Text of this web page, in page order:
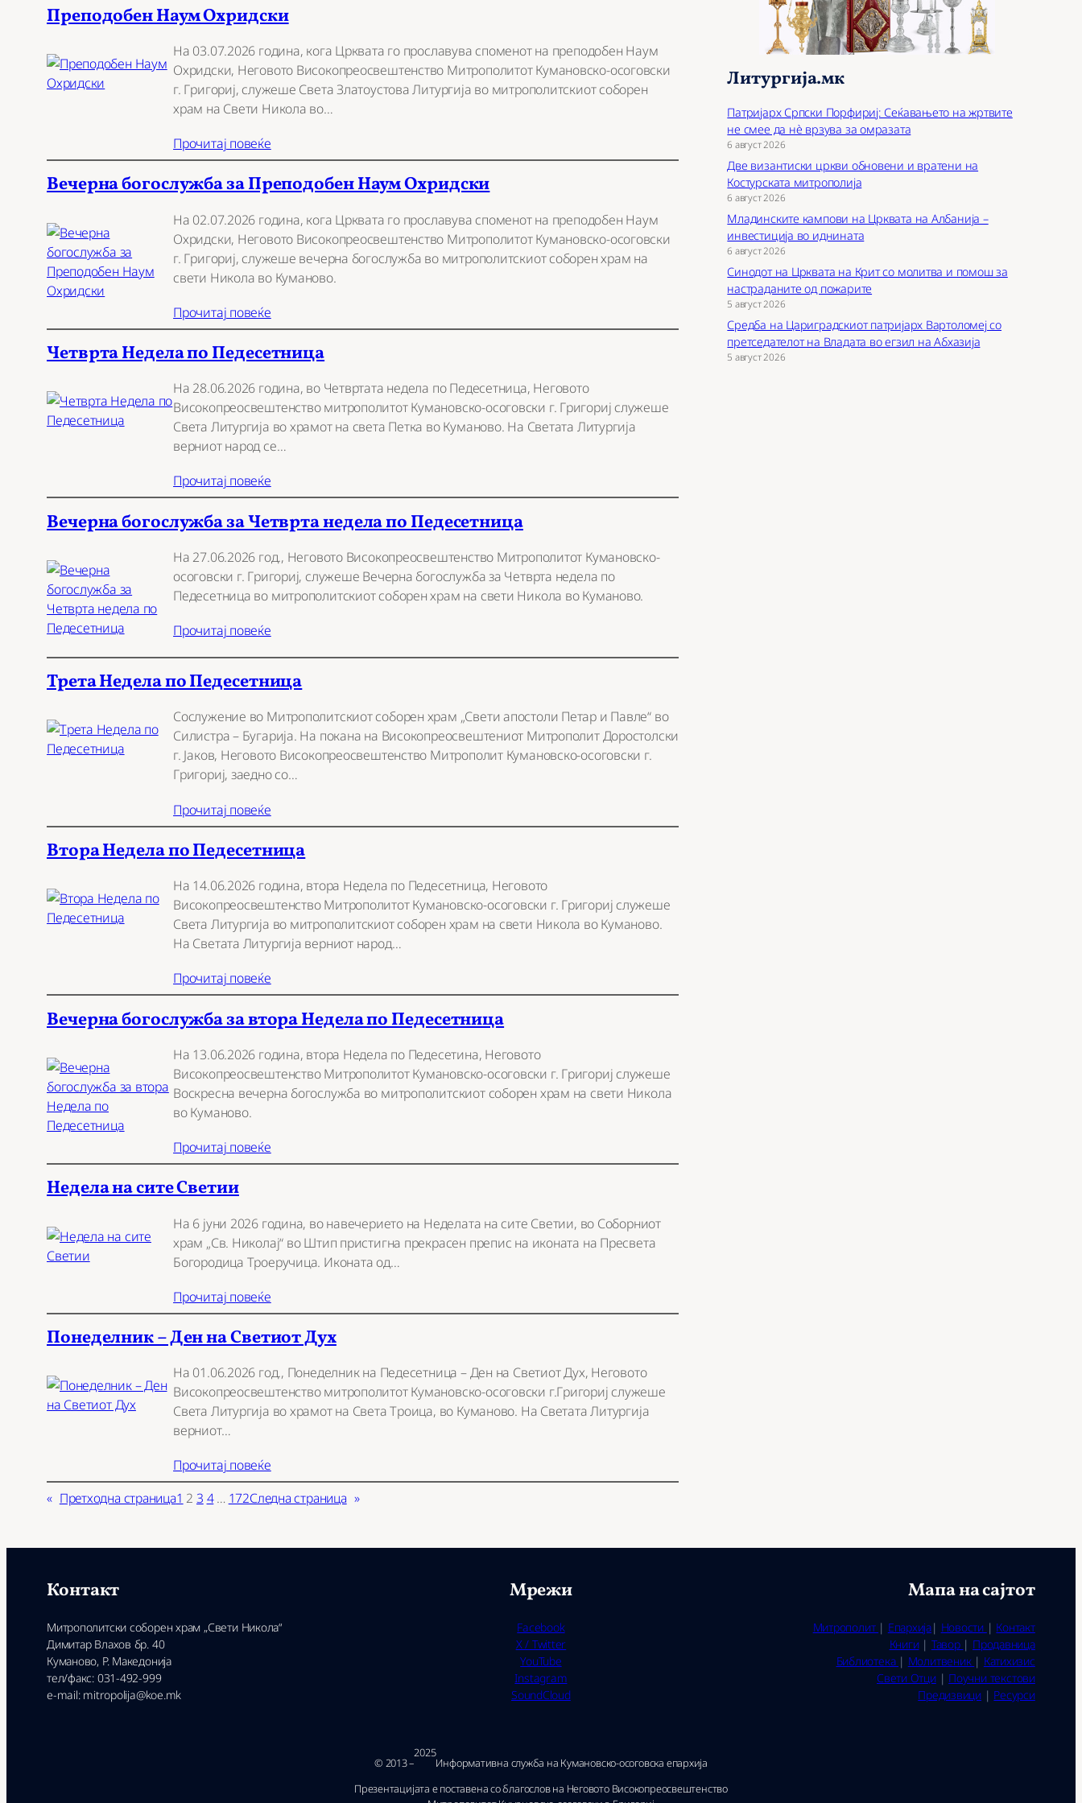
Преподобен Наум Охридски
На 03.07.2026 година, кога Црквата го прославува споменот на преподобен Наум
Охридски, Неговото Високопреосвештенство Митрополитот Кумановско-осоговски
г. Григориј, служеше Света Златоустова Литургија во митрополитскиот соборен
храм на Свети Никола во…
Прочитај повеќе
Вечерна богослужба за Преподобен Наум Охридски
На 02.07.2026 година, кога Црквата го прославува споменот на преподобен Наум
Охридски, Неговото Високопреосвештенство Митрополитот Кумановско-осоговски
г. Григориј, служеше вечерна богослужба во митрополитскиот соборен храм на
свети Никола во Куманово.
Прочитај повеќе
Четврта Недела по Педесетница
На 28.06.2026 година, во Четвртата недела по Педесетница, Неговото
Високопреосвештенство митрополитот Кумановско-осоговски г. Григориј служеше
Света Литургија во храмот на света Петка во Куманово. На Светата Литургија
верниот народ се…
Прочитај повеќе
Вечерна богослужба за Четврта недела по Педесетница
На 27.06.2026 год., Неговото Високопреосвештенство Митрополитот Кумановско-
осоговски г. Григориј, служеше Вечерна богослужба за Четврта недела по
Педесетница во митрополитскиот соборен храм на свети Никола во Куманово.
Прочитај повеќе
Трета Недела по Педесетница
Сослужение во Митрополитскиот соборен храм „Свети апостоли Петар и Павле“ во
Силистра – Бугарија. На покана на Високопреосвештениот Митрополит Доростолски
г. Јаков, Неговото Високопреосвештенство Митрополит Кумановско-осоговски г.
Григориј, заедно со…
Прочитај повеќе
Втора Недела по Педесетница
На 14.06.2026 година, втора Недела по Педесетница, Неговото
Високопреосвештенство Митрополитот Кумановско-осоговски г. Григориј служеше
Света Литургија во митрополитскиот соборен храм на свети Никола во Куманово.
На Светата Литургија верниот народ…
Прочитај повеќе
Вечерна богослужба за втора Недела по Педесетница
На 13.06.2026 година, втора Недела по Педесетина, Неговото
Високопреосвештенство Митрополитот Кумановско-осоговски г. Григориј служеше
Воскресна вечерна богослужба во митрополитскиот соборен храм на свети Никола
во Куманово.
Прочитај повеќе
Недела на сите Светии
На 6 јуни 2026 година, во навечерието на Неделата на сите Светии, во Соборниот
храм „Св. Николај“ во Штип пристигна прекрасен препис на иконата на Пресвета
Богородица Троеручица. Иконата од…
Прочитај повеќе
Понеделник – Ден на Светиот Дух
На 01.06.2026 год., Понеделник на Педесетница – Ден на Светиот Дух, Неговото
Високопреосвештенство митрополитот Кумановско-осоговски г.Григориј служеше
Света Литургија во храмот на Света Троица, во Куманово. На Светата Литургија
верниот…
Прочитај повеќе
« Претходна страница1 2 3 4 … 172Следна страница »
Литургија.мк
Патријарх Српски Порфириј: Сеќавањето на жртвите
не смее да нѐ врзува за омразата
6 август 2026
Две византиски цркви обновени и вратени на
Костурската митрополија
6 август 2026
Младинските кампови на Црквата на Албанија –
инвестиција во иднината
6 август 2026
Синодот на Црквата на Крит со молитва и помош за
настраданите од пожарите
5 август 2026
Средба на Цариградскиот патријарх Вартоломеј со
претседателот на Владата во егзил на Абхазија
5 август 2026
Контакт
Митрополитски соборен храм „Свети Никола“
Димитар Влахов бр. 40
Куманово, Р. Македонија
тел/факс: 031-492-999
e-mail: mitropolija@koe.mk
Мрежи
Facebook
X / Twitter
YouTube
Instagram
SoundCloud
Мапа на сајтот
Митрополит | Епархија| Новости | Контакт
Книги| Тавор | Продавница
Библиотека | Молитвеник | Катихизис
Свети Отци| Поучни текстови
Предизвици | Ресурси
© 2013 –
2025
Ин­фор­ма­тив­на служ­ба на Ку­ма­нов­ско-осо­гов­ска епар­хи­ја
Презентацијата е поставена со благослов на Неговото Високопреосвештенство